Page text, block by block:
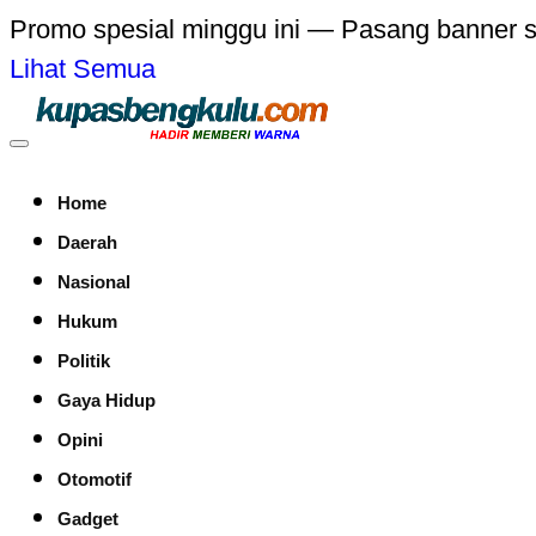
Promo spesial minggu ini — Pasang banner
Lihat Semua
Home
Daerah
Nasional
Hukum
Politik
Gaya Hidup
Opini
Otomotif
Gadget